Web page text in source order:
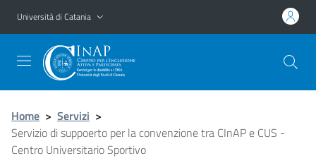
Vai al contenuto principale
Vai al menu di navigazione
Università di Catania
Home > Servizi >
Servizio di suppoerto per la convenzione tra CInAP e CUS -
Centro Universitario Sportivo